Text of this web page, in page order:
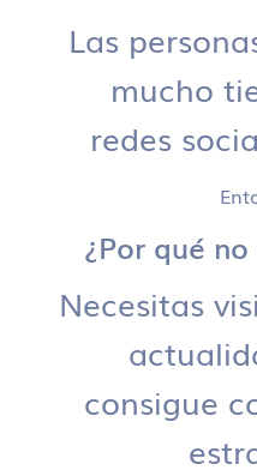
Las
mucho
redes
¿Por qué
Necesitas
consigue